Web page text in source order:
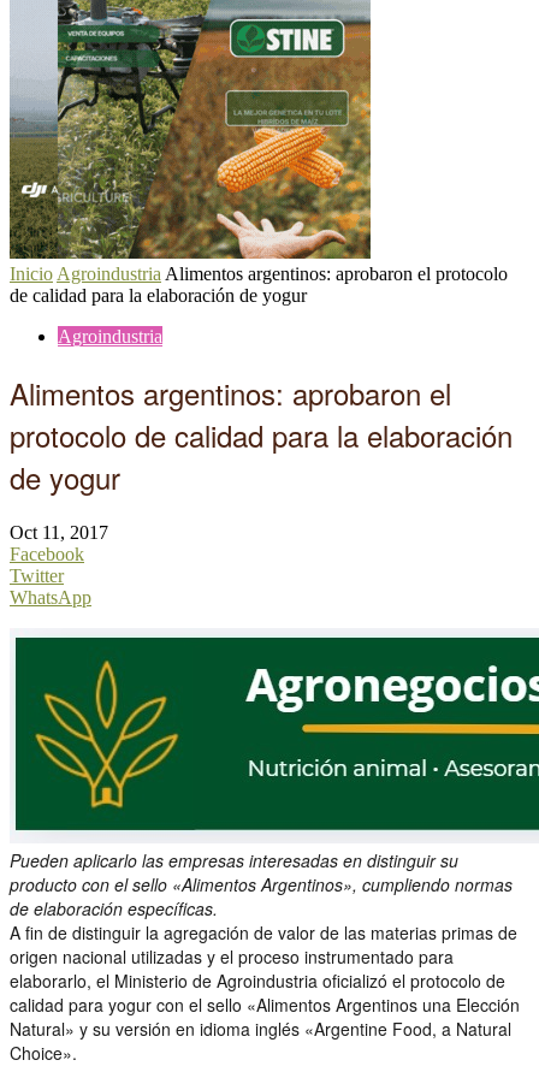
Inicio Agroindustria Alimentos argentinos: aprobaron el protocolo
de calidad para la elaboración de yogur
Agroindustria
Alimentos argentinos: aprobaron el
protocolo de calidad para la elaboración
de yogur
Oct 11, 2017
Facebook
Twitter
WhatsApp
Pueden aplicarlo las empresas interesadas en distinguir su
producto con el sello «Alimentos Argentinos», cumpliendo normas
de elaboración específicas.
A fin de distinguir la agregación de valor de las materias primas de
origen nacional utilizadas y el proceso instrumentado para
elaborarlo, el Ministerio de Agroindustria oficializó el protocolo de
calidad para yogur con el sello «Alimentos Argentinos una Elección
Natural» y su versión en idioma inglés «Argentine Food, a Natural
Choice».